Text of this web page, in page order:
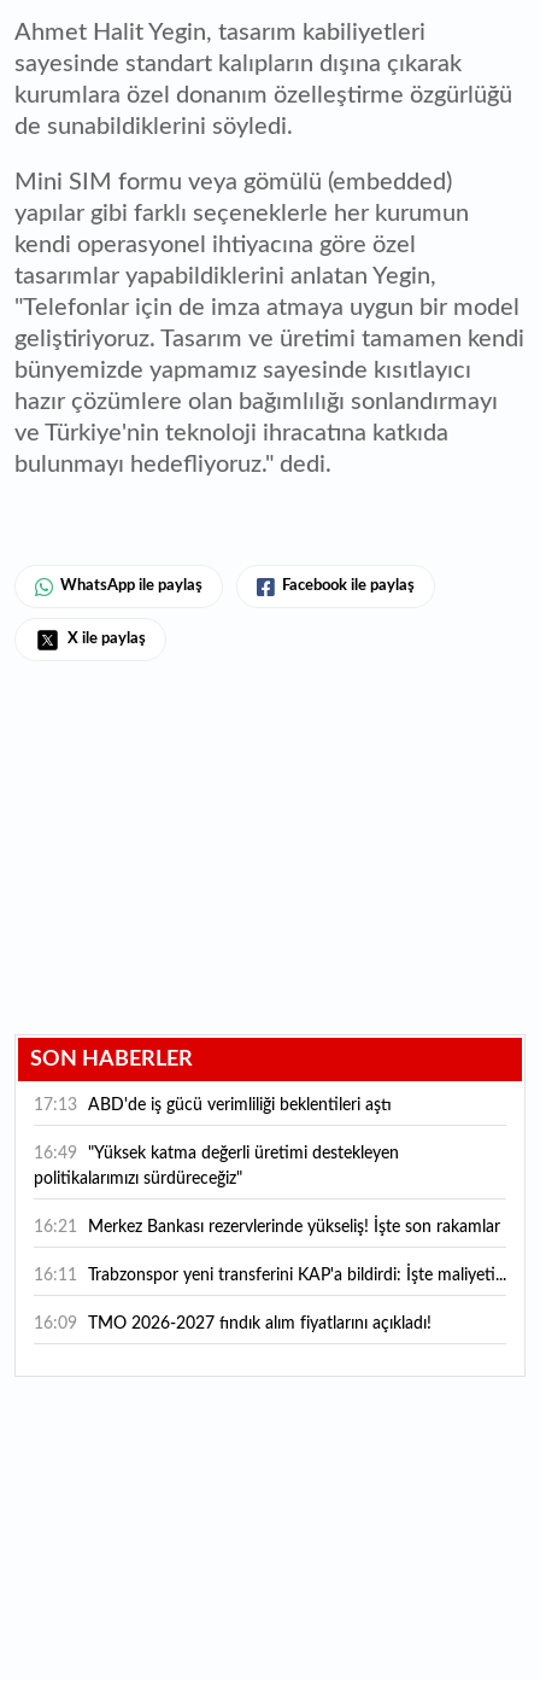
Ahmet Halit Yegin, tasarım kabiliyetleri
sayesinde standart kalıpların dışına çıkarak
kurumlara özel donanım özelleştirme özgürlüğü
de sunabildiklerini söyledi.
Mini SIM formu veya gömülü (embedded)
yapılar gibi farklı seçeneklerle her kurumun
kendi operasyonel ihtiyacına göre özel
tasarımlar yapabildiklerini anlatan Yegin,
"Telefonlar için de imza atmaya uygun bir model
geliştiriyoruz. Tasarım ve üretimi tamamen kendi
bünyemizde yapmamız sayesinde kısıtlayıcı
hazır çözümlere olan bağımlılığı sonlandırmayı
ve Türkiye'nin teknoloji ihracatına katkıda
bulunmayı hedefliyoruz." dedi.
WhatsApp ile paylaş Facebook ile paylaş
X ile paylaş
SON HABERLER
17:13 ABD'de iş gücü verimliliği beklentileri aştı
16:49
politikalarımızı sürdüreceğiz"
16:21 Merkez Bankası rezervlerinde yükseliş! İşte son rakamlar
16:11 Trabzonspor yeni transferini KAP'a bildirdi: İşte maliyeti...
16:09 TMO 2026-2027 fındık alım fiyatlarını açıkladı!
15:59 Bankacılık sektörünün toplam mevduatı geriledi